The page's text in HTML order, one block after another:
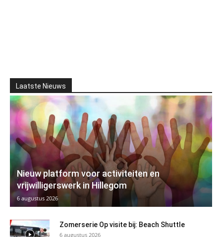
Laatste Nieuws
Nieuw platform voor activiteiten en
vrijwilligerswerk in Hillegom
6 augustus 2026
Zomerserie Op visite bij: Beach Shuttle
6 augustus 2026